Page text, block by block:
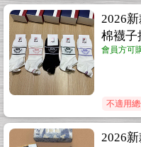
2026
棉襪子
會員方可
不適用
2026